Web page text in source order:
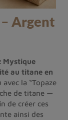
Argent
Mystique
au titane en
la “Topaze
de titane —
de créer ces
ainsi des